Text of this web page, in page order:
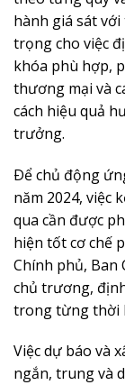
hành giá sát
trọng cho việc
khóa phù hợp,
thương mại và
cách hiệu quả
trưởng.
Ðể chủ động
năm 2024, việc
qua cần được
hiện tốt cơ chế
Chính phủ, Ban
chủ trương,
trong từng thời
Việc dự báo và
ngắn, trung và